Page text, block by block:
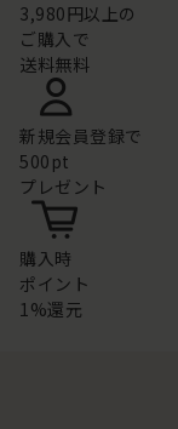
3,980円以上の
ご購入で
送料無料
新規会員登録で
500pt
プレゼント
購入時
ポイント
1%還元